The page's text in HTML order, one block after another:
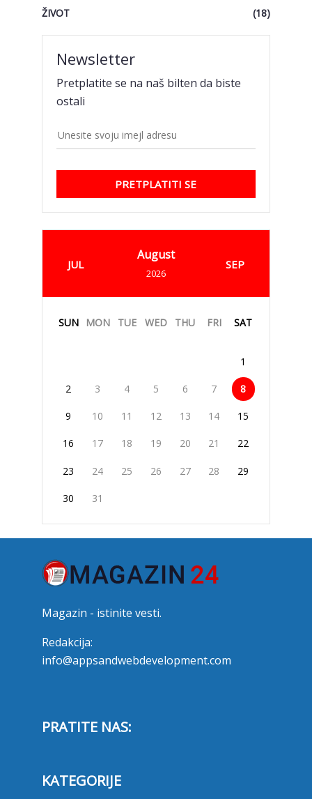
ŽIVOT
(18)
Newsletter
Pretplatite se na naš bilten da biste
ostali
PRETPLATITI SE
JUL
August
2026
SEP
SUN MON TUE WED THU FRI SAT
1
2 3 4 5 6 7 8
9 10 11 12 13 14 15
16 17 18 19 20 21 22
23 24 25 26 27 28 29
30 31
Magazin - istinite vesti.
Redakcija:
info@appsandwebdevelopment.com
PRATITE NAS:
KATEGORIJE